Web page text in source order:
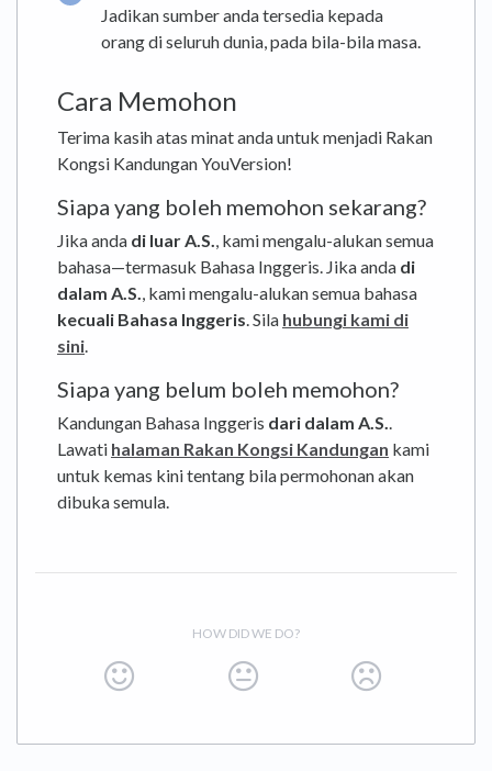
Jadikan sumber anda tersedia kepada
orang di seluruh dunia, pada bila-bila masa.
Cara Memohon
Terima kasih atas minat anda untuk menjadi Rakan
Kongsi Kandungan YouVersion!
Siapa yang boleh memohon sekarang?
Jika anda di luar A.S.
, kami mengalu-alukan semua
bahasa—termasuk Bahasa Inggeris. Jika anda di
dalam A.S.
, kami mengalu-alukan semua bahasa
kecuali Bahasa Inggeris . Sila hubungi kami di
sini
Siapa yang belum boleh memohon?
Kandungan Bahasa Inggeris dari dalam A.S.
Lawati halaman Rakan Kongsi Kandungan kami
untuk kemas kini tentang bila permohonan akan
dibuka semula.
HOW DID WE DO?